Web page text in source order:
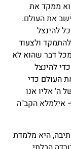
ממקד את
את העולם.
להינצל
ולצעוד
מכל דבר שהוא לא
להינצל
העולם כדי
ה' אליו אנו
אילמלא הקב"ה
היא מלמדת